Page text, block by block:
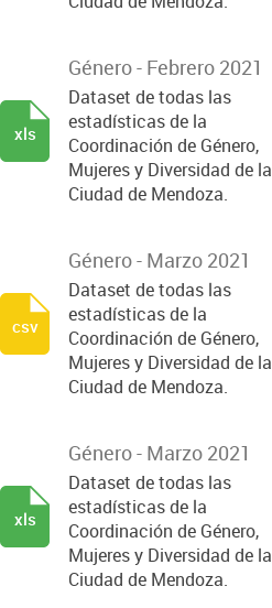
Género - Febrero 2021
Dataset de todas las
estadísticas de la
Coordinación de Género,
Mujeres y Diversidad de la
Ciudad de Mendoza.
xls
Género - Marzo 2021
Dataset de todas las
estadísticas de la
Coordinación de Género,
Mujeres y Diversidad de la
Ciudad de Mendoza.
csv
Género - Marzo 2021
Dataset de todas las
estadísticas de la
Coordinación de Género,
Mujeres y Diversidad de la
Ciudad de Mendoza.
xls